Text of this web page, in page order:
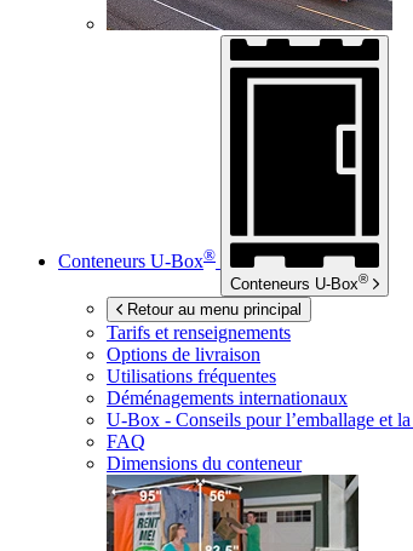
Conteneurs U-Box®
Conteneurs U-Box®
Retour au menu principal
Tarifs et renseignements
Options de livraison
Utilisations fréquentes
Déménagements internationaux
U-Box - Conseils pour l’emballage et
FAQ
Dimensions du conteneur